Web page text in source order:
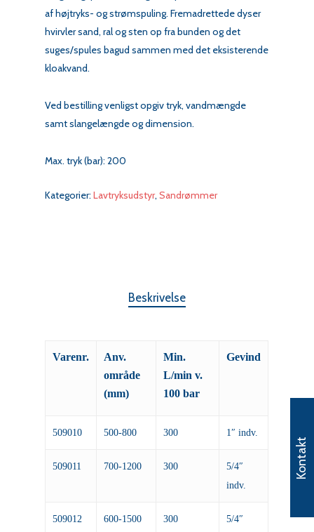
af højtryks- og strømspuling. Fremadrettede dyser
hvirvler sand, ral og sten op fra bunden og det
suges/spules bagud sammen med det eksisterende
kloakvand.
Ved bestilling venligst opgiv tryk, vandmængde
samt slangelængde og dimension.
Max. tryk (bar): 200
Kategorier: Lavtryksudstyr, Sandrømmer
Beskrivelse
Varenr.
Anv.
område
(mm)
Min.
L/min v.
100 bar
Gevind
509010 500-800 300 1″ indv.
509011 700-1200 300
5/4″
indv.
509012 600-1500 300
5/4″
Kontakt